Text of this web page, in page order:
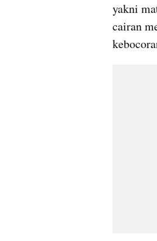
yakni
cairan